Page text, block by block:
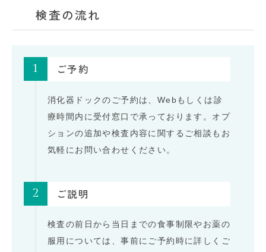
検査の流れ
1 ご予約
消化器ドックのご予約は、Webもしくは診
療時間内に受付窓口で承っております。オプ
ションの追加や検査内容に関するご相談もお
気軽にお問い合わせください。
2 ご説明
検査の前日から当日までの食事制限やお薬の
服用については、事前にご予約時に詳しくご